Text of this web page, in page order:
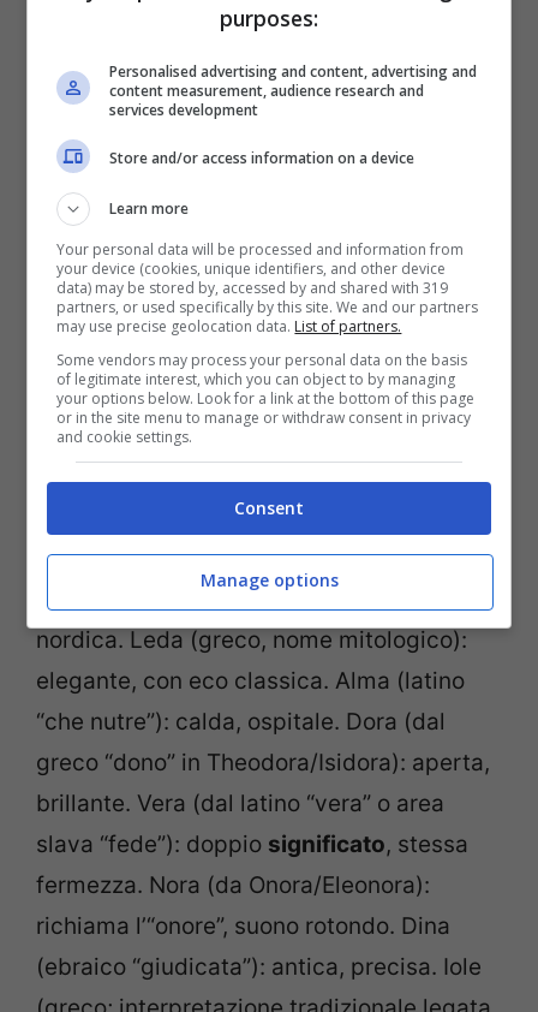
Idee di nomi corti e antichi:
suoni che restano
Se cerchinomi antichiconoriginechiara e
buon portamento, queste piste sono
affidabili: Ada (germanico “adal”, nobile):
secca, luminosa, internazionale. Anna
(ebraico “grazia”): la linea dritta dei
classici. Eva (ebraico, legata alla “vita”):
primordiale e tersa. Lia (etimologia
discussa; tradizionalmente da Leah): mite
ma risoluta. Pia (latino “devota”): discreta,
intensa. Ida (germanico
“lavoro/operosità”): breve e forte. Elsa (da
Elisabetta: “Dio è pienezza”): chiara,
nordica. Leda (greco, nome mitologico):
elegante, con eco classica. Alma (latino
“che nutre”): calda, ospitale. Dora (dal
greco “dono” in Theodora/Isidora): aperta,
brillante. Vera (dal latino “vera” o area
slava “fede”): doppio significato, stessa
fermezza. Nora (da Onora/Eleonora):
richiama l’“onore”, suono rotondo. Dina
(ebraico “giudicata”): antica, precisa. Iole
purposes:
Personalised advertising and content, advertising and
content measurement, audience research and
services development
Store and/or access information on a device
Learn more
Your personal data will be processed and information from
your device (cookies, unique identifiers, and other device
data) may be stored by, accessed by and shared with 319
partners, or used specifically by this site. We and our partners
may use precise geolocation data. List of partners.
Some vendors may process your personal data on the basis
of legitimate interest, which you can object to by managing
your options below. Look for a link at the bottom of this page
or in the site menu to manage or withdraw consent in privacy
and cookie settings.
Consent
Manage options